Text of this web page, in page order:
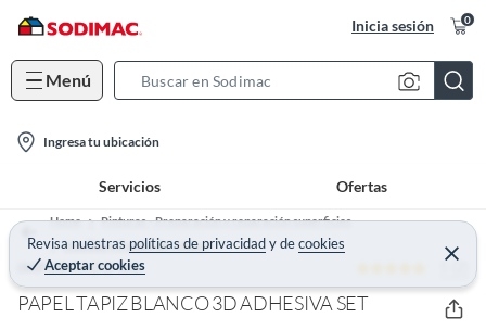
Inicia sesión 0
Menú
h
B
r
a
o
Ingresa tu ubicación
Servicios Ofertas
Revisa nuestras políticas de privacidadydecookies
Aceptar cookies
C
e
r
a
r
Home
Pinturas - Preparación y reparación superficies
Masillas y Pastas de retape
IMPORTADO MC 5 (2)
PAPEL TAPIZ BLANCO 3D ADHESIVA SET